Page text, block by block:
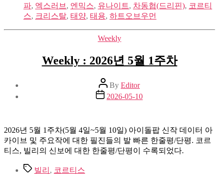
파, 엑스러브 , 엔믹스, 유나이트, 차동협(드리핀), 코르티
스, 크리스탈, 태양, 태용, 하트오브우먼
Categories
Weekly
Weekly : 2026년 5월 1주차
Post
author
By Editor
Post
date
2026-05-10
2026년 5월 1주차(5월 4일~5월 10일) 아이돌팝 신작 데이터 아
카이브 및 주요작에 대한 필진들의 발 빠른 한줄평/단평. 코르
티스, 빌리의 신보에 대한 한줄평/단평이 수록되었다.
Tags빌리 , 코르티스